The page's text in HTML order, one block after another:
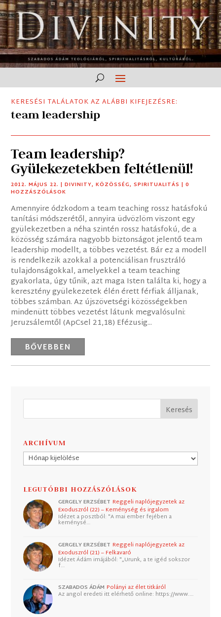
KERESÉSI TALÁLATOK AZ ALÁBBI KIFEJEZÉSRE:
team leadership
Team leadership?
Gyülekezetekben feltétlenül!
2012. MÁJUS 22. |DIVINITY,KÖZÖSSÉG,SPIRITUALITÁS | 0
HOZZÁSZÓLÁSOK
Amennyire ódzkodom a team teaching rossz hatásfokú
tanítási módszerétől, annyira üdvözlöm viszont egy
gyülekezetben a néha szintén rossz hatásfokú, de a
közösség számára nagyobb biztonságot jelentő team
leadership modellt, a többes vezetést. Bár ez a modell
is rendelkezik azokkal a potenciálisan frusztráló
tulajdonságokkal, amelyekkel a team teaching
gyakorlata, úgy tűnik, azt maga Isten találta ki, hogy a
keresztény gyülekezetek élén érett férfiak álljanak,
többes számban. Az újszövetségi közösségekben
mindenütt többes vezetést látunk megvalósulni:
Jeruzsálemtől (ApCsel 21,18) Efézusig...
BŐVEBBEN
ARCHÍVUM
Archívum
LEGUTÓBBI HOZZÁSZÓLÁSOK
GERGELY ERZSÉBET Reggeli naplójegyzetek az
Exoduszról (22) – Keménység és irgalom
Idézet a posztból: "A mai ember fejében a
keménysé…
GERGELY ERZSÉBET Reggeli naplójegyzetek az
Exoduszról (21) – Felkavaró
Idézet Ádám imájából: "„Urunk, a te igéd sokszor
f…
SZABADOS ÁDÁM Polányi az élet titkáról
Az angol eredeti itt elérhető online: https://www.…